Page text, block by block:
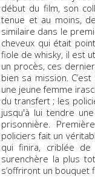
début du film, son
tenue et au moins,
similaire dans le
cheveux qui était
fiole de whisky, il est
un procès, ces
bien sa mission.
une jeune femme
du transfert ; les
jusqu'à lui tendre
prisonnière.
policiers fait un
qui finira, criblée
surenchère la plus
s’offriront un